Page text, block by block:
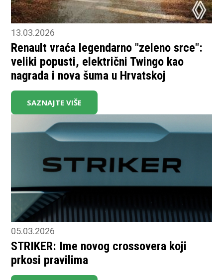
13.03.2026
Renault vraća legendarno "zeleno srce":
veliki popusti, električni Twingo kao
nagrada i nova šuma u Hrvatskoj
SAZNAJTE VIŠE
05.03.2026
STRIKER: Ime novog crossovera koji
prkosi pravilima